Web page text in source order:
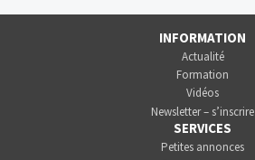
INFORMATION
Actualité
Formation
Vidéos
Newsletter – s’inscrire
SERVICES
Petites annonces